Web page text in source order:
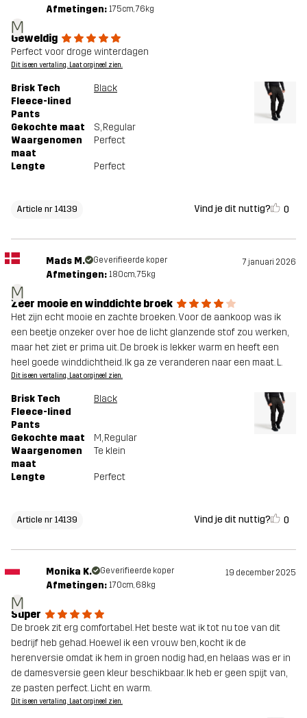
M
Afmetingen: 175cm, 76kg
Geweldig
Perfect voor droge winterdagen
Dit is een vertaling. Laat orgineel zien.
Brisk Tech
Fleece-lined
Pants
Black
Gekochte maat S, Regular
Waargenomen
maat
Perfect
Lengte Perfect
Article nr 14139 Vind je dit nuttig? 0
M
Mads M. Geverifieerde koper 7 januari 2026
Afmetingen: 180cm, 75kg
Zeer mooie en winddichte broek
Het zijn echt mooie en zachte broeken. Voor de aankoop was ik
een beetje onzeker over hoe de licht glanzende stof zou werken,
maar het ziet er prima uit. De broek is lekker warm en heeft een
heel goede winddichtheid. Ik ga ze veranderen naar een maat. L.
Dit is een vertaling. Laat orgineel zien.
Brisk Tech
Fleece-lined
Pants
Black
Gekochte maat M, Regular
Waargenomen
maat
Te klein
Lengte Perfect
Article nr 14139 Vind je dit nuttig? 0
M
Monika K. Geverifieerde koper 19 december 2025
Afmetingen: 170cm, 68kg
Super
De broek zit erg comfortabel. Het beste wat ik tot nu toe van dit
bedrijf heb gehad. Hoewel ik een vrouw ben, kocht ik de
herenversie omdat ik hem in groen nodig had, en helaas was er in
de damesversie geen kleur beschikbaar. Ik heb er geen spijt van,
ze pasten perfect. Licht en warm.
Dit is een vertaling. Laat orgineel zien.